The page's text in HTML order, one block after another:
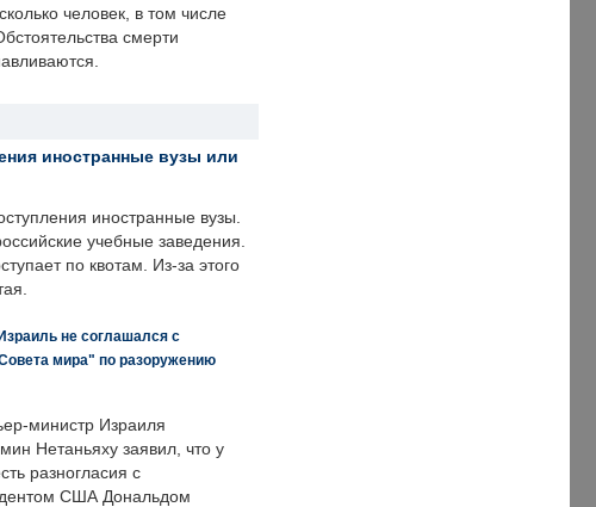
человек, в том числе
смерти
иностранные вузы или
иностранные вузы.
учебные заведения.
по квотам. Из-за этого
не соглашался с
мира" по разоружению
министр Израиля
Нетаньяху заявил, что у
разногласия с
США Дональдом